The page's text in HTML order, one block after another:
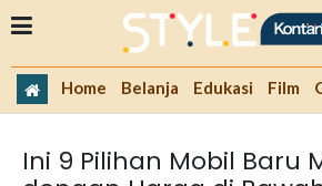
Home Belanja Edukasi Film
Ini 9 Pilihan Mobil Baru